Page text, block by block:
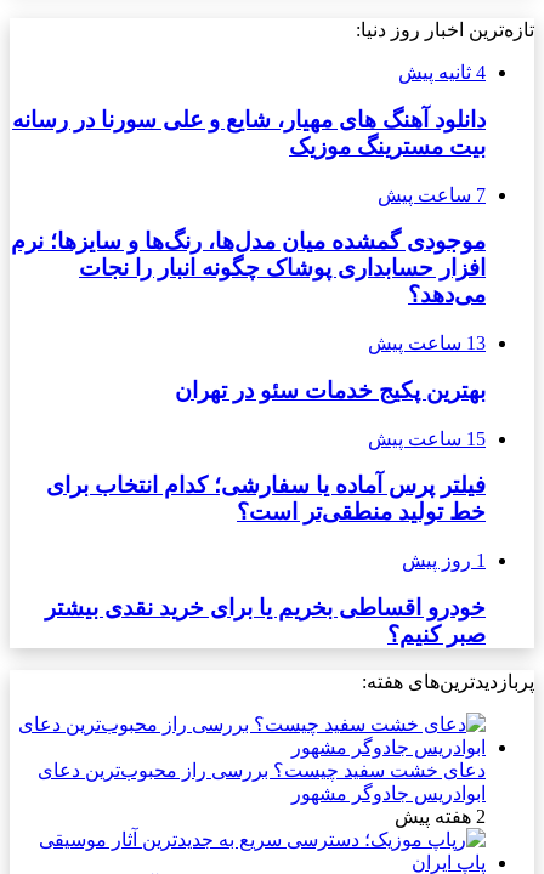
تازه‌ترین اخبار روز دنیا:
4 ثانیه پیش
دانلود آهنگ های مهیار، شایع و علی سورنا در رسانه
بیت مسترینگ موزیک
7 ساعت پیش
موجودی گمشده میان مدل‌ها، رنگ‌ها و سایزها؛ نرم
افزار حسابداری پوشاک چگونه انبار را نجات
می‌دهد؟
13 ساعت پیش
بهترین پکیج خدمات سئو در تهران
15 ساعت پیش
فیلتر پرس آماده یا سفارشی؛ کدام انتخاب برای
خط تولید منطقی‌تر است؟
1 روز پیش
خودرو اقساطی بخریم یا برای خرید نقدی بیشتر
صبر کنیم؟
پربازدیدترین‌های هفته:
دعای خشت سفید چیست؟ بررسی راز محبوب‌ترین دعای
ابوادریس جادوگر مشهور
2 هفته پیش